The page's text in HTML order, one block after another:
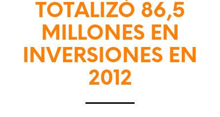
TOTALIZÓ 86,5
MILLONES EN
INVERSIONES EN
2012